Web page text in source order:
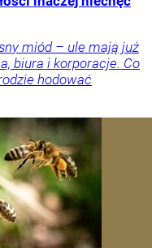
miód – ule mają już
biura i korporacje. Co
hodować